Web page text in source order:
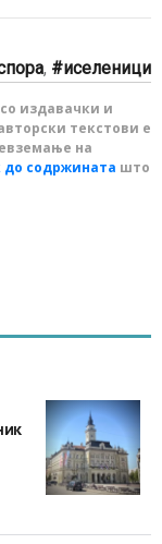
, иселеници
издавачки и
текстови е
на
до содржината што